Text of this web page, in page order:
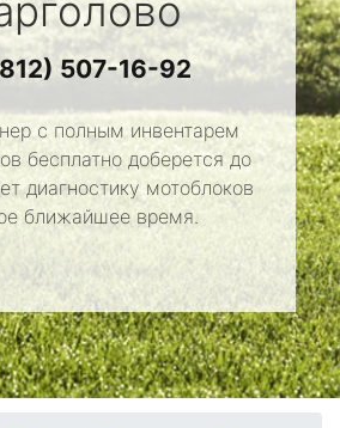
507-16-92
с полным инвентарем
бесплатно доберется до
диагностику мотоблоков
ближайшее время.